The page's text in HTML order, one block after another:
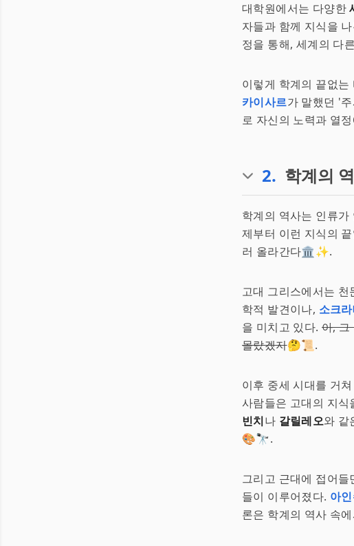
대학원에서는 다양한
자들과 함께 지식을
정을 통해, 세계의 다
이렇게 학계의 끝없
카이사르가 말했던 '
로 자신의 노력과 열
2. 학계의
학계의 역사는 인류
제부터 이런 지식의
러 올라간다🏛️✨.
고대 그리스에서는
학적 발견이나, 소크
을 미치고 있다. 아, 그
몰랐겠지🤔📜.
이후 중세 시대를 거쳐
사람들은 고대의 지
빈치나 갈릴레오와 같
🎨🔭.
그리고 근대에 접어
들이 이루어졌다. 아
론은 학계의 역사 속